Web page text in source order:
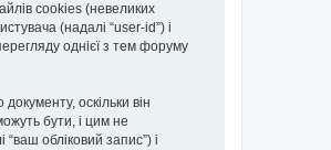
cookies (невеликих
(надалі “user-id”) і
однієї з тем форуму
оскільки він
бути, і цим не
обліковий запис”) і